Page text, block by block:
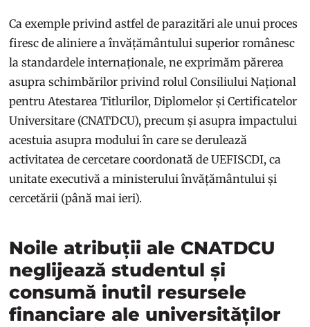
Ca exemple privind astfel de parazitări ale unui proces
firesc de aliniere a învățământului superior românesc
la standardele internaționale, ne exprimăm părerea
asupra schimbărilor privind rolul Consiliului Național
pentru Atestarea Titlurilor, Diplomelor și Certificatelor
Universitare (CNATDCU), precum și asupra impactului
acestuia asupra modului în care se derulează
activitatea de cercetare coordonată de UEFISCDI, ca
unitate executivă a ministerului învățământului și
cercetării (până mai ieri).
Noile atribuții ale CNATDCU
neglijează studentul și
consumă inutil resursele
financiare ale universităților